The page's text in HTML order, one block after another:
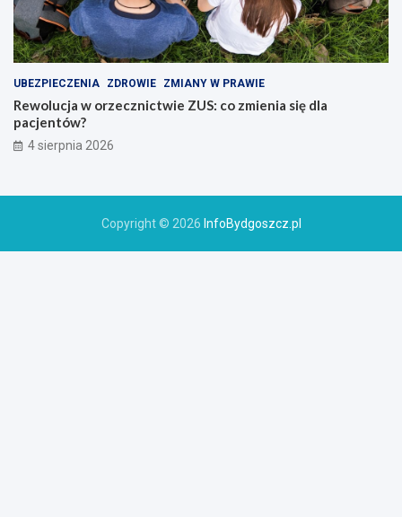
UBEZPIECZENIA ZDROWIE ZMIANY W PRAWIE
Rewolucja w orzecznictwie ZUS: co zmienia się dla
pacjentów?
4 sierpnia 2026
Copyright © 2026 InfoBydgoszcz.pl